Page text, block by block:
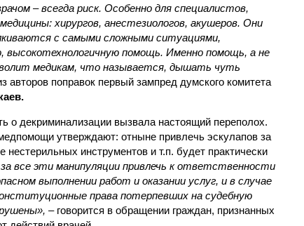
– всегда риск. Особенно для специалистов,
хирургов, анестезиологов, акушеров. Они
с самыми сложными ситуациями,
высокотехнологичную помощь. Именно помощь, а не
медикам, что называется, дышать чуть
авторов поправок первый зампред думского комитета
о декриминализации вызвала настоящий переполох.
утверждают: отныне привлечь эскулапов за
инструментов и т.п. будет практически
все эти манипуляции привлечь к ответственности
выполнении работ и оказании услуг, и в случае
права потерпевших на судебную
– говорится в обращении граждан, признанных